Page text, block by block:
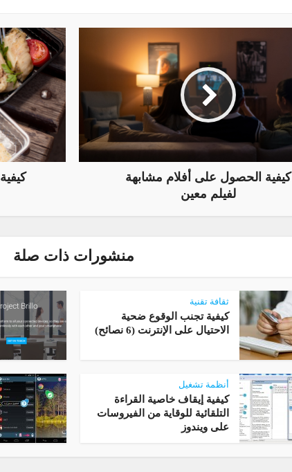
كيفية الحصول على أفلام مشابهة
لفيلم معين
منشورات ذات صلة
ثقافة تقنية
كيفية تجنب الوقوع ضحية
الاحتيال على الإنترنت (6 نصائح)
أنظمة تشغيل
كيفية إيقاف خاصية القراءة
على ويندوز